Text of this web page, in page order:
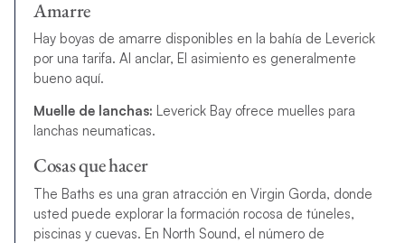
Amarre
Hay boyas de amarre disponibles en la bahía de Leverick
por una tarifa. Al anclar, El asimiento es generalmente
bueno aquí.
Muelle de lanchas: Leverick Bay ofrece muelles para
lanchas neumaticas.
Cosas que hacer
The Baths es una gran atracción en Virgin Gorda, donde
usted puede explorar la formación rocosa de túneles,
piscinas y cuevas. En North Sound, el número de